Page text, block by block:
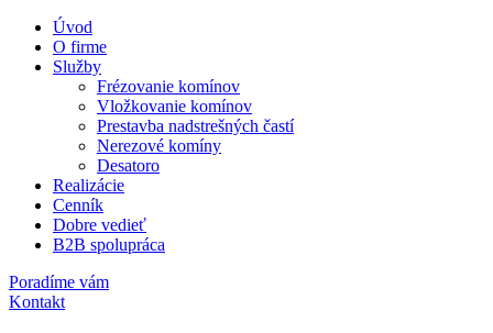
Úvod
O firme
Služby
Frézovanie komínov
Vložkovanie komínov
Prestavba nadstrešných častí
Nerezové komíny
Desatoro
Realizácie
Cenník
Dobre vedieť
B2B spolupráca
Poradíme vám
Kontakt